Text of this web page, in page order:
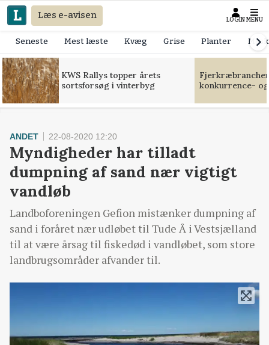
Læs e-avisen LOGIN MENU
Seneste Mest læste Kvæg Grise Planter
KWS Rallys topper årets
sortsforsøg i vinterbyg
konkurrence-
ANDET 22-08-2020 12:20
Myndigheder har tilladt
dumpning af sand nær vigtigt
vandløb
Landboforeningen Gefion mistænker dumpning af
sand i foråret nær udløbet til Tude Å i Vestsjælland
til at være årsag til fiskedød i vandløbet, som store
landbrugsområder afvander til.